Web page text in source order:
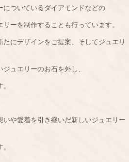
についているダイアモンドなどの
ーを制作することも行っています。
たにデザインをご提案、そしてジュエリ
ュエリーのお石を外し、
いや愛着を引き継いだ新しいジュエリー